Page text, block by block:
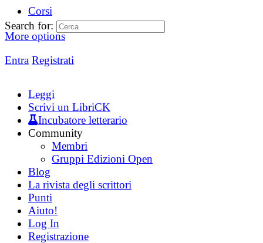
Corsi
More options
Entra Registrati
Search for:
Leggi
Scrivi un LibriCK
Incubatore letterario
Community
Membri
Gruppi Edizioni Open
Blog
La rivista degli scrittori
Punti
Aiuto!
Log In
Registrazione